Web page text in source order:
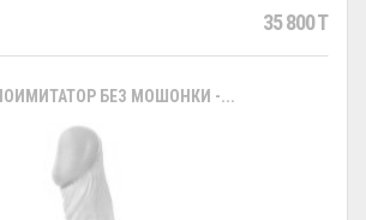
35 800 T
БЕЗ МОШОНКИ -...